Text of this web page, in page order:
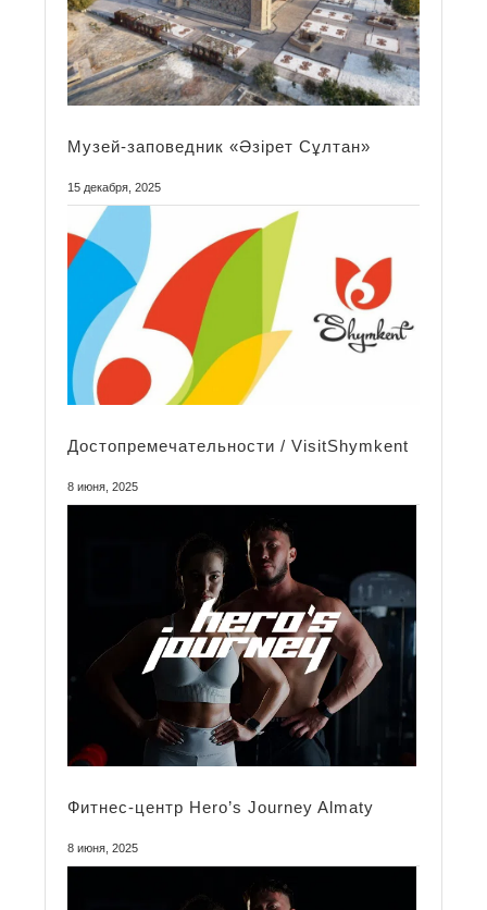
Mузей-заповедник «Әзірет Сұлтан»
15 декабря, 2025
Достопремечательности / VisitShymkent
8 июня, 2025
Фитнес-центр Hero’s Journey Almaty
8 июня, 2025